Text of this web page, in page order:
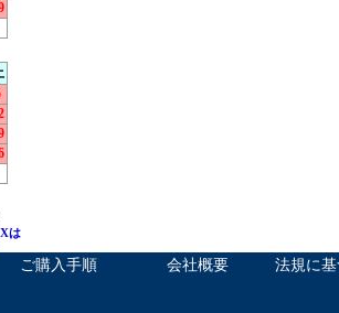
ご購入手順 会社概要 法規に